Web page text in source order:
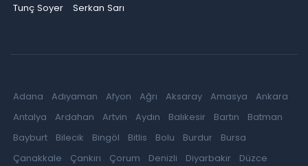
Tunç Soyer
Serkan Sarı
Adana Adıyaman Afyon Ağrı Aksaray Amasya
Ankara
Antalya
Ardahan Artvin Aydın Balıkesir Bartın
Batman
Bayburt
Bilecik Bingöl Bitlis Bolu Burdur
Bursa
Çanakkale
Çankırı Çorum Denizli Diyarbakır
Düzce